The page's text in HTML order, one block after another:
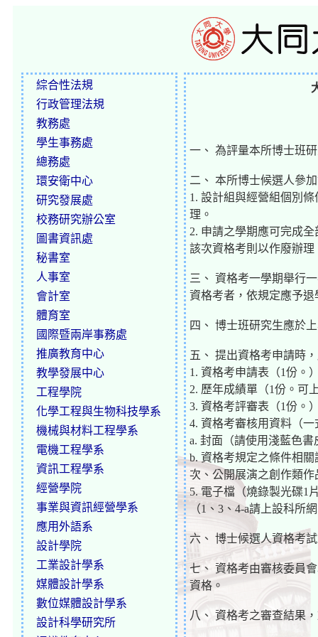
綜合性法規
行政管理法規
教務處
學生事務處
總務處
環安衛中心
研究發展處
校務研究辦公室
圖書資訊處
秘書室
人事室
會計室
體育室
國際暨兩岸事務處
推廣教育中心
教學發展中心
工程學院
化學工程與生物科技學系
機械與材料工程學系
電機工程學系
資訊工程學系
經營學院
事業與資訊經營學系
應用外語系
設計學院
工業設計學系
媒體設計學系
數位媒體設計學系
設計科學研究所
一、 為評量本所博士班
二、 本所博士候選人參
1. 設計組與經營組個別
理。
2. 申請之學期應可完成
該次資格考則以作廢辦理
三、 資格考一學期舉行
資格考者，依規定應予退
四、 博士班研究生應於
五、 提出資格考申請時
1. 資格考申請表（1份。
2. 歷年成績單（1份。可
3. 資格考評審表（1份。
4. 資格考審核用資料（
a. 封面（請使用淺藍色書
b. 資格考規定之條件相
次、公開展演之創作類
5. 電子檔（燒錄製光碟1
（1、3、4-a請上設科所
六、 博士候選人資格考
七、 資格考由審核委員
資格。
八、 資格考之審查結果